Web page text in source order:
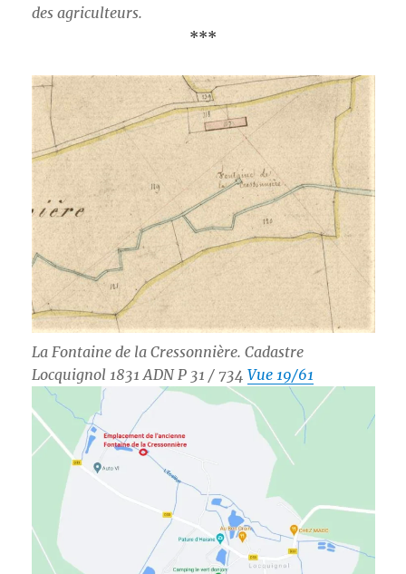
des agriculteurs.
***
La Fontaine de la Cressonnière. Cadastre
Locquignol 1831 ADN P 31 / 734 Vue 19/61